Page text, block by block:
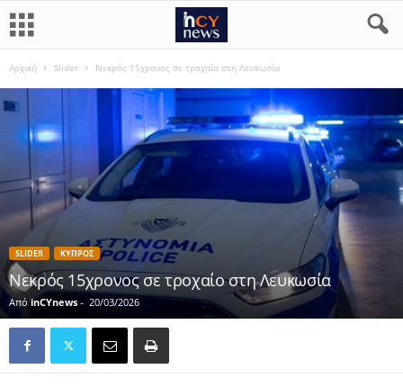
Αρχική Slider Νεκρός 15χρονος σε τροχαίο στη Λευκωσία
SLIDER ΚΥΠΡΟΣ
Νεκρός 15χρονος σε τροχαίο στη Λευκωσία
Από inCYnews - 20/03/2026